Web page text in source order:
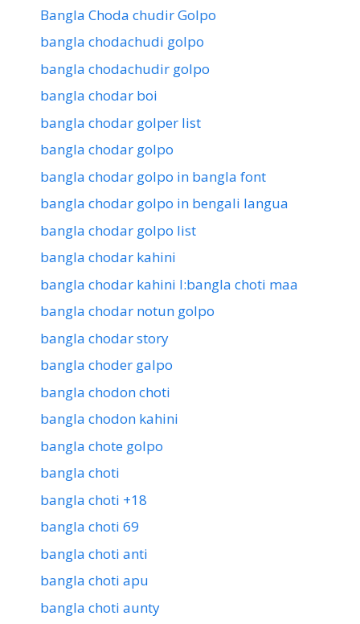
Bangla Choda chudir Golpo
bangla chodachudi golpo
bangla chodachudir golpo
bangla chodar boi
bangla chodar golper list
bangla chodar golpo
bangla chodar golpo in bangla font
bangla chodar golpo in bengali langua
bangla chodar golpo list
bangla chodar kahini
bangla chodar kahini l:bangla choti maa
bangla chodar notun golpo
bangla chodar story
bangla choder galpo
bangla chodon choti
bangla chodon kahini
bangla chote golpo
bangla choti
bangla choti +18
bangla choti 69
bangla choti anti
bangla choti apu
bangla choti aunty